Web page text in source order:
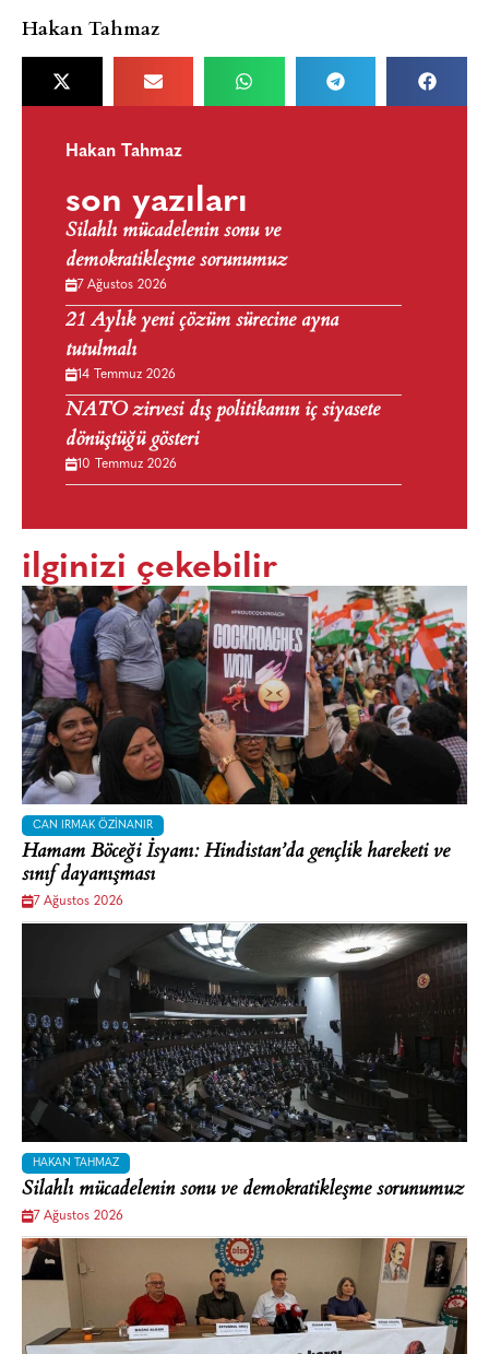
Hakan Tahmaz
Hakan Tahmaz
son yazıları
Silahlı mücadelenin sonu ve
demokratikleşme sorunumuz
7 Ağustos 2026
21 Aylık yeni çözüm sürecine ayna
tutulmalı
14 Temmuz 2026
NATO zirvesi dış politikanın iç siyasete
dönüştüğü gösteri
10 Temmuz 2026
ilginizi çekebilir
CAN IRMAK ÖZINANIR
Hamam Böceği İsyanı: Hindistan’da gençlik hareketi ve
sınıf dayanışması
7 Ağustos 2026
HAKAN TAHMAZ
Silahlı mücadelenin sonu ve demokratikleşme sorunumuz
7 Ağustos 2026